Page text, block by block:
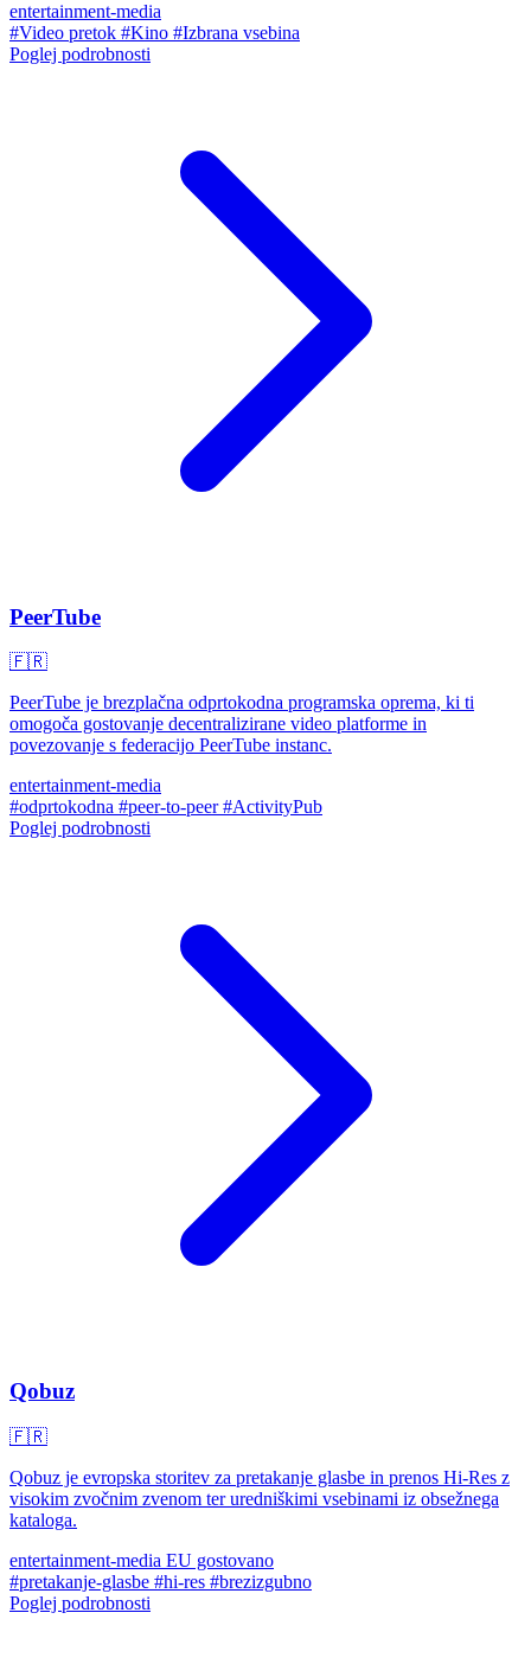
entertainment-media
#Video pretok #Kino #Izbrana vsebina
Poglej podrobnosti
PeerTube
🇫🇷
PeerTube je brezplačna odprtokodna programska oprema, ki ti
omogoča gostovanje decentralizirane video platforme in
povezovanje s federacijo PeerTube instanc.
entertainment-media
#odprtokodna #peer-to-peer#ActivityPub
Poglej podrobnosti
Qobuz
🇫🇷
Qobuz je evropska storitev za pretakanje glasbe in prenos Hi-Res z
visokim zvočnim zvenom ter uredniškimi vsebinami iz obsežnega
kataloga.
entertainment-media EU gostovano
#pretakanje-glasbe #hi-res #brezizgubno
Poglej podrobnosti